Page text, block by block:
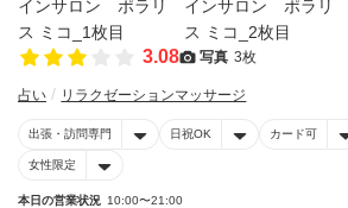
3.08 写真 3枚
占い リラクゼーションマッサージ
出張・訪問専門 日祝OK カード可
女性限定
本日の営業状況 10:00〜21:00